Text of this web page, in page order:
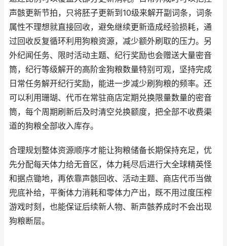
声骸更新节拍，只将胚子更新到10级来解开副词条，词条
属性不理想就直接回收，避免继续更新造成经验损耗，通
过回收反复循环利用狗粮资源，减少额外刷取的压力。另
外纪闻任务、限时活动主题、纪行奖励也会赠送大量密音
筒，纪行等级解开的高阶金狗粮数量特别可观，坚持完成
日常任务解开纪行奖励，能进一步减少刷狗粮的频率。还
可以利用珊瑚、代币在常驻商店定期兑换限量数量的密音
筒，每个周期刷新后及时清空兑换额度，把全部不收费渠
道的狗粮全部收入库存。
合理规划整体资源顺序才能让狗粮储备长期保持充足，优
先分配每天体力给无音区，体力耗尽后进行大全球精英怪
和据点锄地，再依靠声骸回收、活动主题、商店代币当做
兜底补给，平衡体力消耗和零体力产出，既不用过度压榨
游戏时刻，也能保证后续新人物、新声骸养成时不会出现
狗粮断层。